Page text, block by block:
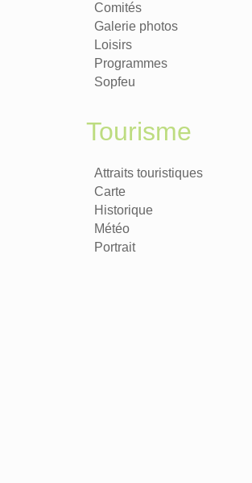
Comités
Galerie photos
Loisirs
Programmes
Sopfeu
Tourisme
Attraits touristiques
Carte
Historique
Météo
Portrait